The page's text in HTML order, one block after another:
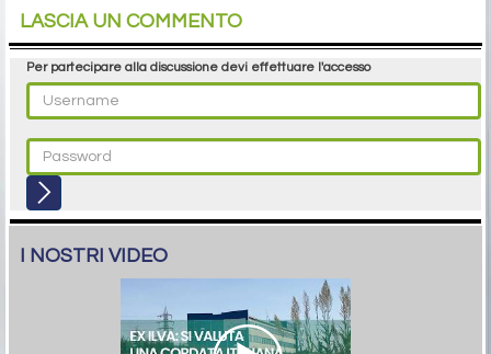
LASCIA UN COMMENTO
Per partecipare alla discussione devi effettuare l'accesso
I NOSTRI VIDEO